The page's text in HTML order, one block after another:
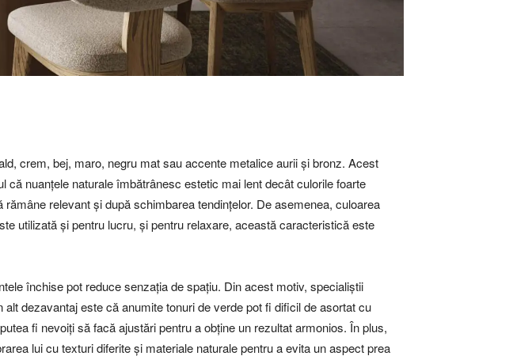
crem, bej, maro, negru mat sau accente metalice aurii și bronz. Acest
nuanțele naturale îmbătrânesc estetic mai lent decât culorile foarte
relevant și după schimbarea tendințelor. De asemenea, culoarea
utilizată și pentru lucru, și pentru relaxare, această caracteristică este
închise pot reduce senzația de spațiu. Din acest motiv, specialiștii
dezavantaj este că anumite tonuri de verde pot fi dificil de asortat cu
fi nevoiți să facă ajustări pentru a obține un rezultat armonios. În plus,
lui cu texturi diferite și materiale naturale pentru a evita un aspect prea